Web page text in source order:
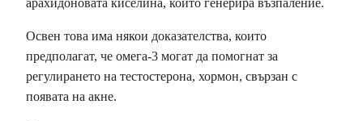
Освен това има някои доказателства, които
предполагат, че омега-3 могат да помогнат за
регулирането на тестостерона, хормон, свързан с
появата на акне.